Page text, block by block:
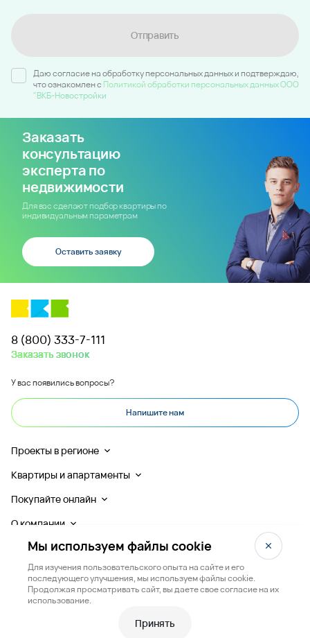
Отправить
Даю согласие на обработку персональных данных и подтверждаю,
что ознакомлен c Политикой обработки персональных данных ООО
"ВКБ-Новостройки
Мы используем файлы cookie
Для изучения пользовательского опыта на сайте и его
последующего улучшения, мы используем файлы cookie.
Продолжая просматривать сайт, вы даете свое согласие на их
использование.
Принять
Заказать
консультацию
эксперта по
недвижимости
Для вас сделают подбор квартиры по
индивидуальным параметрам
Оставить заявку
8 (800) 333-7-111
Заказать звонок
У вас появились вопросы?
Напишите нам
Проекты в регионе
Квартиры и апартаменты
Покупайте онлайн
О компании
Любая информация, представленная на данном сайте, носит исключительно
информационный характер и ни при каких условиях не является публичной офертой,